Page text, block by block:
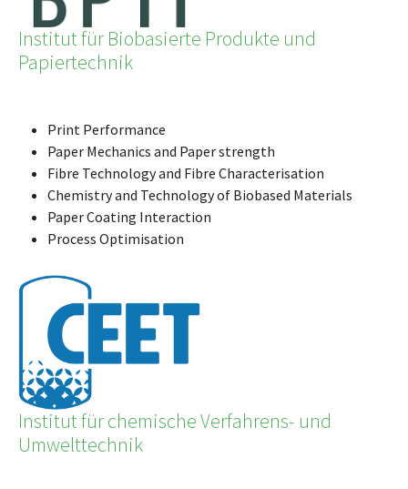
Institut für Biobasierte Produkte und
Papiertechnik
Print Performance
Paper Mechanics and Paper strength
Fibre Technology and Fibre Characterisation
Chemistry and Technology of Biobased Materials
Paper Coating Interaction
Process Optimisation
Institut für chemische Verfahrens- und
Umwelttechnik